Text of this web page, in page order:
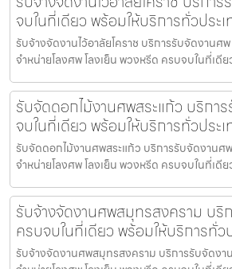
จบในที่เดียว พร้อมให้บริการทั่วประ
รับจ้างจัดงานไว้อาลัยโคราช บริการรับจัดงาน
จำหน่ายโลงศพ โลงเย็น พวงหรีด ครบจบในที่เดี
รับจัดดอกไม้งานศพสระแก้ว บริกา
จบในที่เดียว พร้อมให้บริการทั่วประ
รับจัดดอกไม้งานศพสระแก้ว บริการรับจัดงาน
จำหน่ายโลงศพ โลงเย็น พวงหรีด ครบจบในที่เดี
รับจ้างจัดงานศพสมุทรสงคราม บริ
ครบจบในที่เดียว พร้อมให้บริการทั่ว
รับจ้างจัดงานศพสมุทรสงคราม บริการรับจัดง